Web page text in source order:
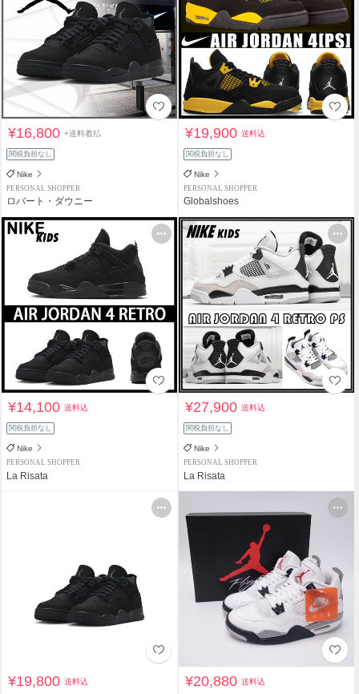
¥16,800+送料着払
関税負担なし
Nike
PERSONAL SHOPPER
ロバート・ダウニー
¥19,900送料込
関税負担なし
Nike
PERSONAL SHOPPER
Globalshoes
¥14,100送料込
関税負担なし
Nike
PERSONAL SHOPPER
La Risata
¥27,900送料込
関税負担なし
Nike
PERSONAL SHOPPER
La Risata
¥19,800送料込 ¥20,880送料込